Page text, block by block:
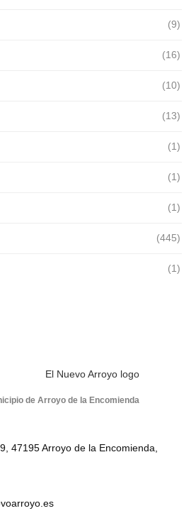
(9)
(16)
(10)
(13)
(1)
(1)
(1)
(445)
(1)
de Arroyo de la Encomienda
47195 Arroyo de la Encomienda,